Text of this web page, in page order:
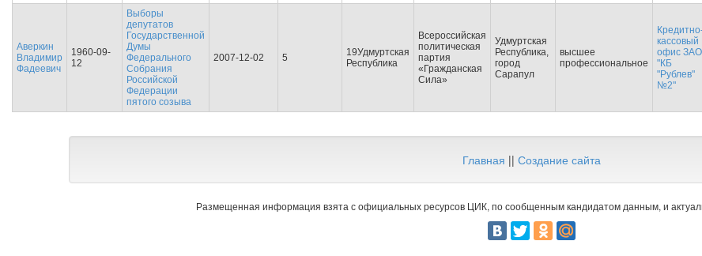
Аверкин
Владимир
Фадеевич
1960-09-
12
Выборы
депутатов
Государственной
Думы
Федерального
Собрания
Российской
Федерации
пятого созыва
2007-12-02 5
19Удмуртская
Республика
Всероссийская
политическая
партия
«Гражданская
Сила»
Удмуртская
Республика,
город
Сарапул
высшее
профессиональное
кассовый
офис ЗАО
"КБ
"Рублев"
№2"
Главная || Создание сайта
Размещенная информация взята с официальных ресурсов ЦИК, по сообщенным кандидатом данным, и